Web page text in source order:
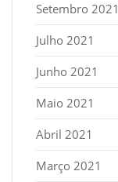
Setembro 2021
Julho 2021
Junho 2021
Maio 2021
Abril 2021
Março 2021